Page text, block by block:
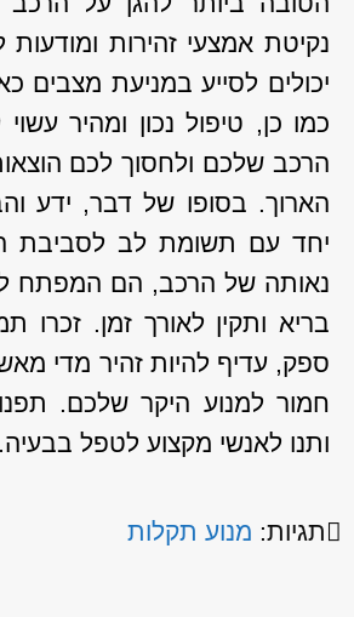
נקיטת אמצעי זהירות
יכולים לסייע במניעת מצבים
כמו כן, טיפול נכון ומהיר
הרכב שלכם ולחסוך לכם
הארוך. בסופו של דבר, ידע
יחד עם תשומת לב לסביבת
נאותה של הרכב, הם המפתח
בריא ותקין לאורך זמן. זכרו
ספק, עדיף להיות זהיר מדי
חמור למנוע היקר שלכם.
ותנו לאנשי מקצוע לטפל בבעיה.
תגיות: מנוע תקלות